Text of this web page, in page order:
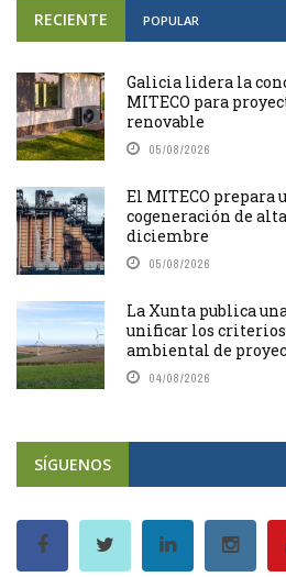
RECIENTE POPULAR
Galicia lidera la
MITECO para
renovable
05/08/2026
El MITECO prepara
cogeneración de
diciembre
05/08/2026
La Xunta publica
unificar los criterios
ambiental de
04/08/2026
SÍGUENOS